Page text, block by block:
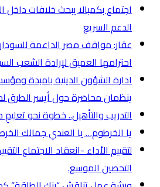
اجتماع بكمبالا يبحث خلافات داخل
الدعم السريع
عقار: مواقف مصر الداعمة
احترامها العميق لإرادة الشعب
ادارة الشؤون الدينية بامبدة
ينظمان محاضرة حول أيسر الطرق
التدريب والتأهيل.. خطوة نحو
يا الخرطوم… يا العندي جمالك
لتقييم الأداء -انعقاد الاجتماع
التحصين الموسع.